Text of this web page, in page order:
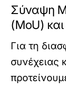
Σύναψη
(MoU)
Για τη
συνέχειας